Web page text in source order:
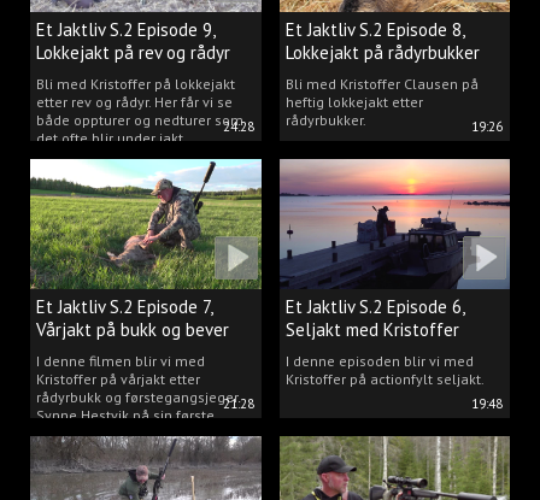
24:28
Et Jaktliv S.2 Episode 9,
Lokkejakt på rev og rådyr
med Kristoffer Clausen
Bli med Kristoffer på lokkejakt
etter rev og rådyr. Her får vi se
både oppturer og nedturer som
det ofte blir under jakt.
19:26
Et Jaktliv S.2 Episode 8,
Lokkejakt på rådyrbukker
2023 nr. 1
Bli med Kristoffer Clausen på
heftig lokkejakt etter
rådyrbukker.
21:28
Et Jaktliv S.2 Episode 7,
Vårjakt på bukk og bever
I denne filmen blir vi med
Kristoffer på vårjakt etter
rådyrbukk og førstegangsjeger
Synne Hestvik på sin første
beverjakt.
19:48
Et Jaktliv S.2 Episode 6,
Seljakt med Kristoffer
Clausen
I denne episoden blir vi med
Kristoffer på actionfylt seljakt.